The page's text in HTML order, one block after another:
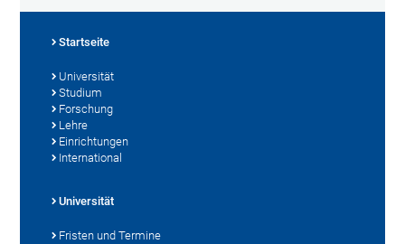
Startseite
Universität
Studium
Forschung
Lehre
Einrichtungen
International
Universität
Fristen und Termine